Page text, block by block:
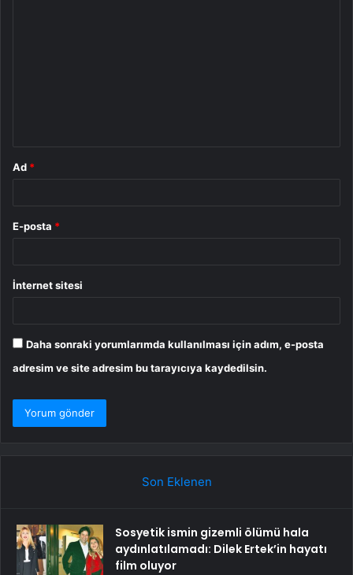
Ad *
E-posta *
İnternet sitesi
Daha sonraki yorumlarımda kullanılması için adım, e-posta
adresim ve site adresim bu tarayıcıya kaydedilsin.
Son Eklenen
Sosyetik ismin gizemli ölümü hala
aydınlatılamadı: Dilek Ertek’in hayatı
film oluyor